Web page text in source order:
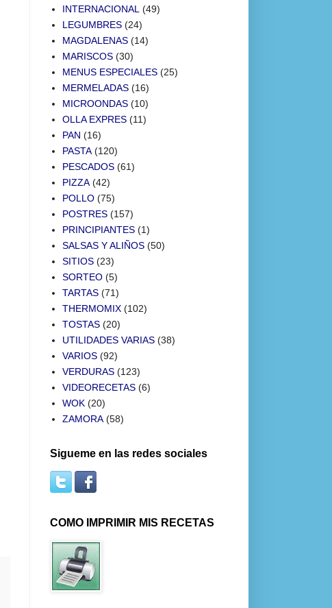
INTERNACIONAL (49)
LEGUMBRES (24)
MAGDALENAS (14)
MARISCOS (30)
MENUS ESPECIALES (25)
MERMELADAS (16)
MICROONDAS (10)
OLLA EXPRES (11)
PAN (16)
PASTA (120)
PESCADOS (61)
PIZZA (42)
POLLO (75)
POSTRES (157)
PRINCIPIANTES (1)
SALSAS Y ALIÑOS (50)
SITIOS (23)
SORTEO (5)
TARTAS (71)
THERMOMIX (102)
TOSTAS (20)
UTILIDADES VARIAS (38)
VARIOS (92)
VERDURAS (123)
VIDEORECETAS (6)
WOK (20)
ZAMORA (58)
Sigueme en las redes sociales
COMO IMPRIMIR MIS RECETAS